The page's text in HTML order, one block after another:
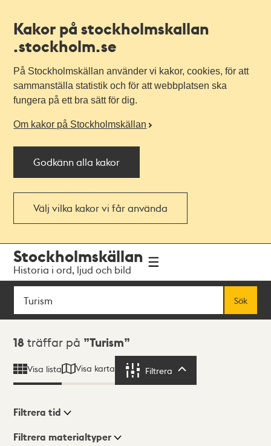
Kakor på stockholmskallan
.stockholm.se
På Stockholmskällan använder vi kakor, cookies, för att
sammanställa statistik och för att webbplatsen ska
fungera på ett bra sätt för dig.
Om kakor på Stockholmskällan
Godkänn alla kakor
Välj vilka kakor vi får använda
navigationen
huvudinnehållet
Stockholmskällan
Historia i ord, ljud och bild
Sök
Sök
Sökresultat
18 träffar på Turism
Visa lista Visa karta Filtrera
Visningsläge
Filtrera tid
Filtrera materialtyper